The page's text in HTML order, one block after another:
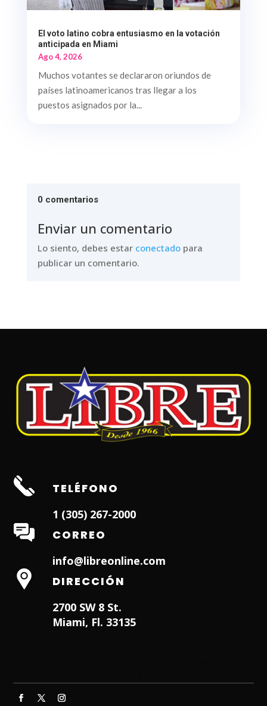
El voto latino cobra entusiasmo en la votación
anticipada en Miami
Ago 4, 2026
Muchos votantes se declararon oriundos de
países latinoamericanos tras llegar a los
puestos asignados por la...
0 comentarios
Enviar un comentario
Lo siento, debes estar conectadopara
publicar un comentario.
TELÉFONO
1 (305) 267-2000
CORREO
info@libreonline.com
DIRECCIÓN
2700 SW 8 St.
Miami, Fl. 33135